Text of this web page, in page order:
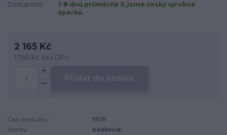
Dostupnost
1-8 dnů průměrně 3, jsme český výrobce
šperků
2 165 Kč
1 789 Kč bez DPH
Číslo produktu:
11131
šperky:
náušnice